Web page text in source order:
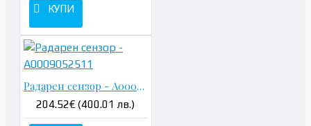
КУПИ
Радарен сензор - A0009052511
204.52€ (400.01 лв.)